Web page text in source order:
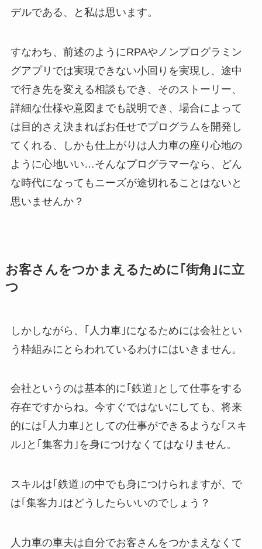
デルである、と私は思います。
すなわち、前述のようにRPAやノンプログラミン
グアプリでは実現できない小回りを実現し、途中
で行き先を変える相談もでき、そのストーリー、
詳細な仕様や意図までも説明でき、場合によって
は目的さえ決まればお任せでプログラムを開発し
てくれる、しかも仕上がりは人力車の座り心地の
ように心地いい…そんなプログラマーなら、どん
な時代になってもニーズが途切れることはないと
思いませんか？
お客さんをつかまえるために｢街角｣に立
つ
しかしながら、｢人力車｣になるためには会社とい
う枠組みにとらわれているわけにはいきません。
会社というのは基本的に｢鉄道｣として仕事をする
存在ですからね。今すぐではないにしても、将来
的には｢人力車｣としての仕事ができるような｢スキ
ル｣と｢集客力｣を身につけなくてはなりません。
スキルは｢鉄道｣の中でも身につけられますが、で
は｢集客力｣はどうしたらいいのでしょう？
人力車の車夫は自分でお客さんをつかまえなくて